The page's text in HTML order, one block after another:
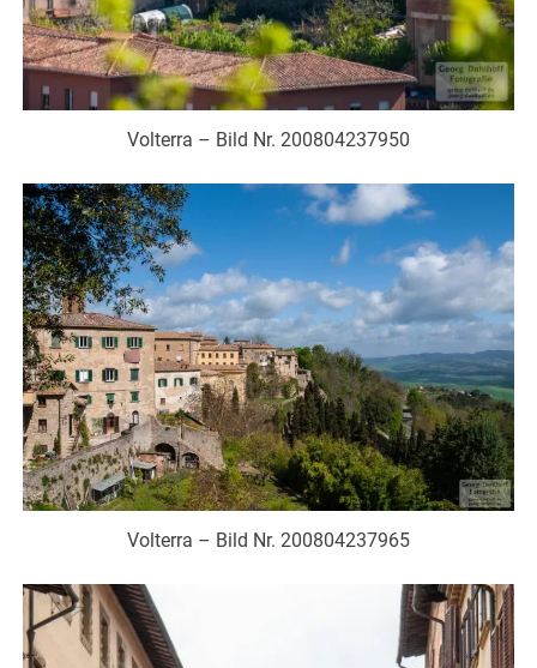
Volterra – Bild Nr. 200804237950
Volterra – Bild Nr. 200804237965